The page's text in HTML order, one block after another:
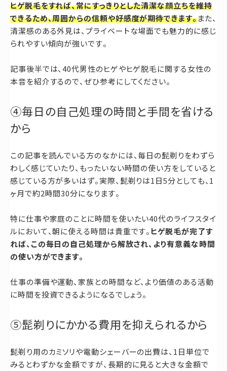
ヒゲ脱毛をすれば、常にすっきりとした清潔な顔立ちを維持
できるため、周囲からの信頼や好感度が期待できます。また、
清潔感のある外見は、プライベートな場面でも魅力的に感じ
られやすい傾向が強いです。
記事後半では、40代男性のヒゲやヒゲ脱毛に関する女性の
本音を紹介するので、ぜひ参考にしてください。
④毎日の自己処理の時間と手間を省ける
から
この記事を読んでいる方のなかには、毎日の髭剃りをわずら
わしく感じていたり、もったいない時間の使い方をしていると
感じている方が多いはず。実際、髭剃りは1日5分としても、1
ヶ月で約2時間30分になります。
特に仕事や家庭のことに時間を使いたい40代のライフスタイ
ルにおいて、朝に使える時間は貴重です。 ヒゲ脱毛が完了す
れば、この毎日の自己処理から解放され、より有意義な時間
の使い方ができます。
仕事の準備や運動、家族との時間など、より価値のある活動
に時間を投資できるようになるでしょう。
⑤髭剃りにかかる費用を抑えられるから
髭剃り用のカミソリや電動シェーバーの出費は、1日単位で
みるとわずかな金額ですが、長期的に見ると大きな金額で